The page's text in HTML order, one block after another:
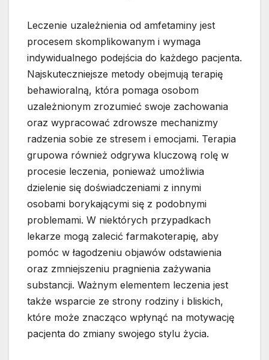
Leczenie uzależnienia od amfetaminy jest
procesem skomplikowanym i wymaga
indywidualnego podejścia do każdego pacjenta.
Najskuteczniejsze metody obejmują terapię
behawioralną, która pomaga osobom
uzależnionym zrozumieć swoje zachowania
oraz wypracować zdrowsze mechanizmy
radzenia sobie ze stresem i emocjami. Terapia
grupowa również odgrywa kluczową rolę w
procesie leczenia, ponieważ umożliwia
dzielenie się doświadczeniami z innymi
osobami borykającymi się z podobnymi
problemami. W niektórych przypadkach
lekarze mogą zalecić farmakoterapię, aby
pomóc w łagodzeniu objawów odstawienia
oraz zmniejszeniu pragnienia zażywania
substancji. Ważnym elementem leczenia jest
także wsparcie ze strony rodziny i bliskich,
które może znacząco wpłynąć na motywację
pacjenta do zmiany swojego stylu życia.